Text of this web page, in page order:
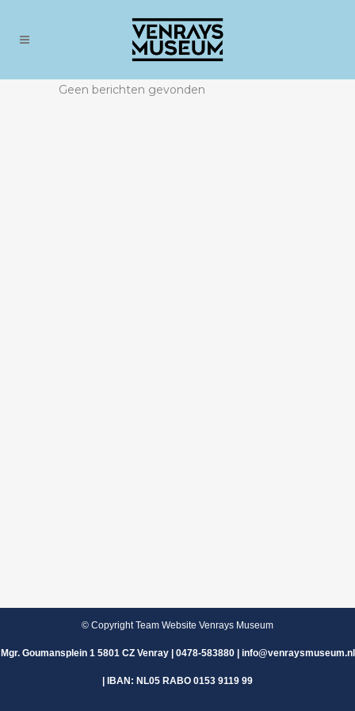
Geen berichten gevonden
© Copyright Team Website Venrays Museum
Mgr. Goumansplein 1 5801 CZ Venray | 0478-583880 | info@venraysmuseum.nl
| IBAN: NL05 RABO 0153 9119 99